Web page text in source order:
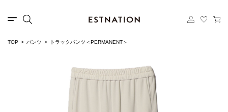
TOP パンツ トラックパンツ＜PERMANENT＞